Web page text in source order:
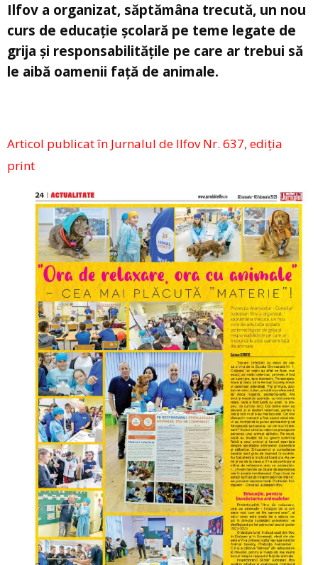
Ilfov a organizat, săptămâna trecută, un nou
curs de educație școlară pe teme legate de
grija și responsabilitățile pe care ar trebui să
le aibă oamenii față de animale.
Articol publicat în Jurnalul de Ilfov Nr. 637, ediția
print